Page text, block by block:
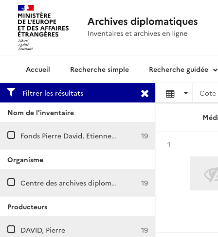
Archives diplomatiquesRecherche simple Recherche guidée
Filtrer les résultats
Nom de l'inventaire
Fonds Pierre David, Etienne David, Jules David, Jules de Clercq 19
Organisme
Centre des archives diplomatiques de Nantes 19
Producteurs
DAVID, Pierre
19
Cote
Résultat n°
1